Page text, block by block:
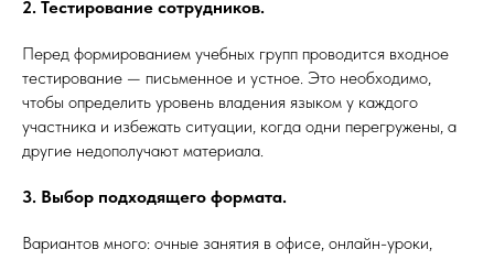
2. Тестирование сотрудников.
Перед формированием учебных групп проводится входное
тестирование — письменное и устное. Это необходимо,
чтобы определить уровень владения языком у каждого
участника и избежать ситуации, когда одни перегружены, а
другие недополучают материала.
3. Выбор подходящего формата.
Вариантов много: очные занятия в офисе, онлайн-уроки,